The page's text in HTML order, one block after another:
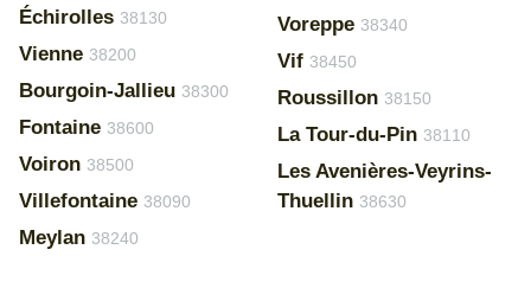
Échirolles 38130
Vienne 38200
Bourgoin-Jallieu 38300
Fontaine 38600
Voiron 38500
Villefontaine 38090
Meylan 38240
Voreppe 38340
Vif 38450
Roussillon 38150
La Tour-du-Pin 38110
Les Avenières-Veyrins-
Thuellin 38630